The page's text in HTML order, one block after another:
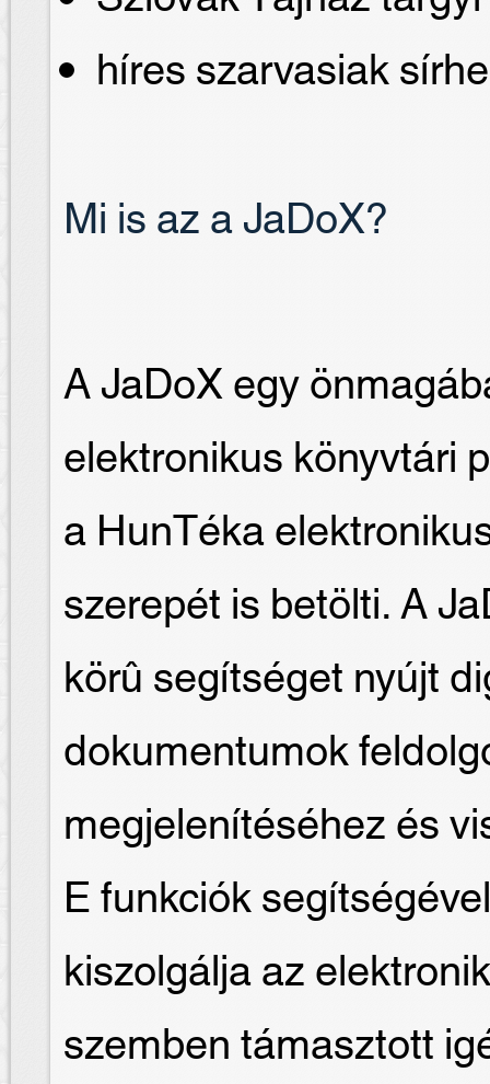
híres szarvasiak
Mi is az a JaDoX?
A JaDoX egy
elektronikus könyvtári
a HunTéka
szerepét is betölti. A
körû segítséget nyújt
dokumentumok
megjelenítéséhez és
E funkciók
kiszolgálja az
szemben támasztott